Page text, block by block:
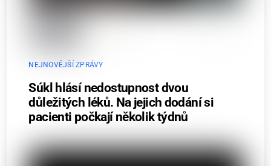
NEJNOVĚJŠÍ ZPRÁVY
Súkl hlásí nedostupnost dvou
důležitých léků. Na jejich dodání si
pacienti počkají několik týdnů